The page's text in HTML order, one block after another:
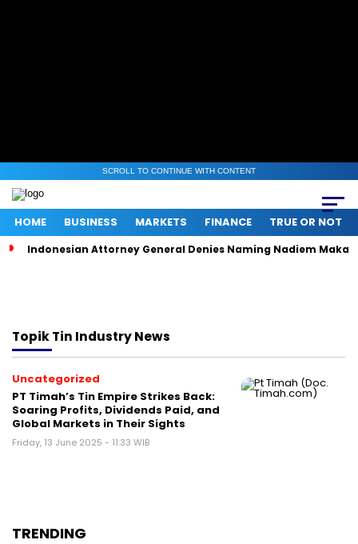
SCROLL TO CONTINUE WITH CONTENT
HOME BUSINESS MARKETS FINANCE TRUE OR NOT
Indonesian Attorney General Denies Naming Nadiem
TopikTin Industry News
Uncategorized
PT Timah’s Tin Empire Strikes Back:
Soaring Profits, Dividends Paid, and
Global Markets in Their Sights
Friday, 13 June 2025 - 11:33 WIB
TRENDING